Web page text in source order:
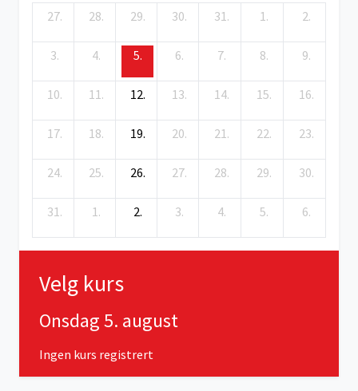
27.
28. 29. 30. 31. 1. 2.
3. 4. 5. 6. 7. 8. 9.
10. 11. 12. 13. 14. 15. 16.
17. 18. 19. 20. 21. 22. 23.
24. 25. 26. 27. 28. 29. 30.
31. 1. 2. 3. 4. 5. 6.
Velg kurs
Onsdag 5. august
Ingen kurs registrert